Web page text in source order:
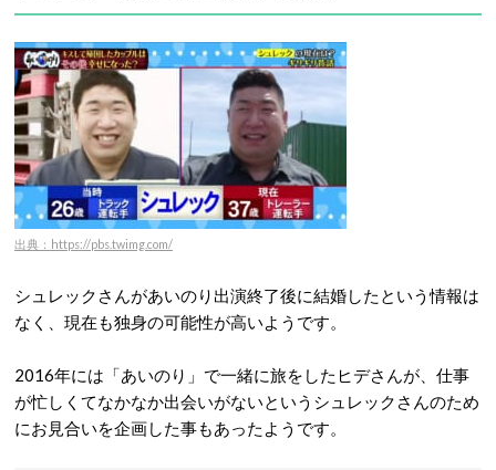
出典：https://pbs.twimg.com/
シュレックさんがあいのり出演終了後に結婚したという情報は
なく、現在も独身の可能性が高いようです。
2016年には「あいのり」で一緒に旅をしたヒデさんが、仕事
が忙しくてなかなか出会いがないというシュレックさんのため
にお見合いを企画した事もあったようです。